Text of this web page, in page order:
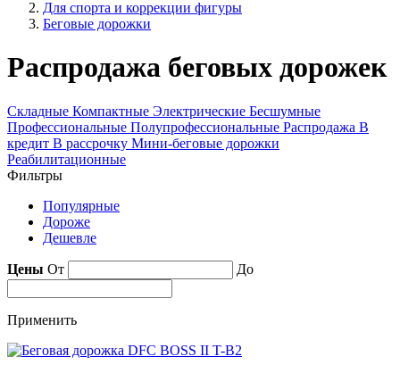
Для спорта и коррекции фигуры
Беговые дорожки
Распродажа беговых дорожек
Складные Компактные Электрические Бесшумные
Профессиональные Полупрофессиональные Распродажа В
кредит В рассрочку Мини-беговые дорожки
Реабилитационные
Фильтры
Популярные
Дороже
Дешевле
Цены От До
Применить